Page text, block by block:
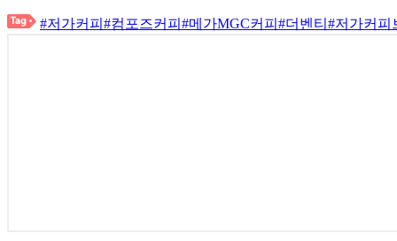
#저가커피 #컴포즈커피 #메가MGC커피 #더벤티 #저가커피